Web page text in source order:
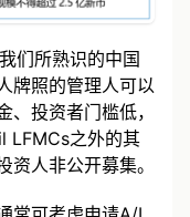
们所熟识的中国
牌照的管理人可以
投资者门槛低，
LFMCs之外的其
人非公开募集。